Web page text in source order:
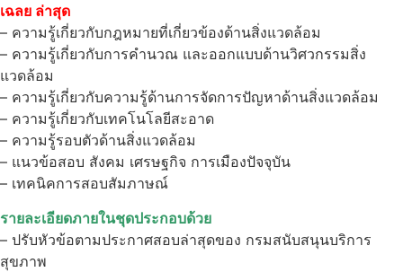
เฉลย ล่าสุด
– ความรู้เกี่ยวกับกฎหมายที่เกี่ยวข้องด้านสิ่งแวดล้อม
– ความรู้เกี่ยวกับการคำนวณ และออกแบบด้านวิศวกรรมสิ่ง
แวดล้อม
– ความรู้เกี่ยวกับความรู้ด้านการจัดการปัญหาด้านสิ่งแวดล้อม
– ความรู้เกี่ยวกับเทคโนโลยีสะอาด
– ความรู้รอบตัวด้านสิ่งแวดล้อม
– แนวข้อสอบ สังคม เศรษฐกิจ การเมืองปัจจุบัน
– เทคนิคการสอบสัมภาษณ์
รายละเอียดภายในชุดประกอบด้วย
– ปรับหัวข้อตามประกาศสอบล่าสุดของ กรมสนับสนุนบริการ
สุขภาพ